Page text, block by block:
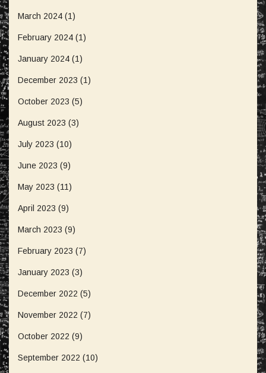
March 2024 (1)
February 2024 (1)
January 2024 (1)
December 2023 (1)
October 2023 (5)
August 2023 (3)
July 2023 (10)
June 2023 (9)
May 2023 (11)
April 2023 (9)
March 2023 (9)
February 2023 (7)
January 2023 (3)
December 2022 (5)
November 2022 (7)
October 2022 (9)
September 2022 (10)